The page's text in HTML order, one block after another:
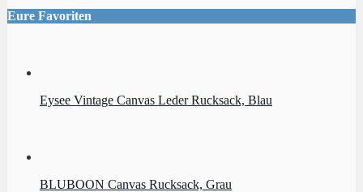
Eure Favoriten
Eysee Vintage Canvas Leder Rucksack, Blau
BLUBOON Canvas Rucksack, Grau